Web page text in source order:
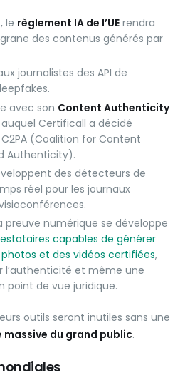
le règlement IA de l’UE rendra
des contenus générés par
journalistes des API de
avec son Content Authenticity
auquel Certificall a décidé
C2PA (Coalition for Content
Authenticity).
des détecteurs de
réel pour les journaux
preuve numérique se développe
capables de générer
et des vidéos certifiées,
l’authenticité et même une
point de vue juridique.
outils seront inutiles sans une
massive du grand public.